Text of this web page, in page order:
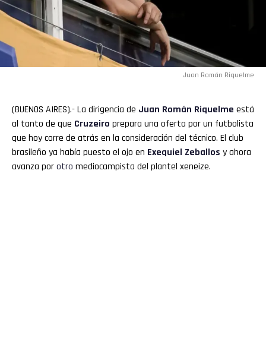
Juan Román Riquelme
(BUENOS AIRES).- La dirigencia de Juan Román Riquelme está
al tanto de que Cruzeiro prepara una oferta por un futbolista
que hoy corre de atrás en la consideración del técnico. El club
brasileño ya había puesto el ojo en Exequiel Zeballos y ahora
avanza porotro mediocampista del plantel xeneize.